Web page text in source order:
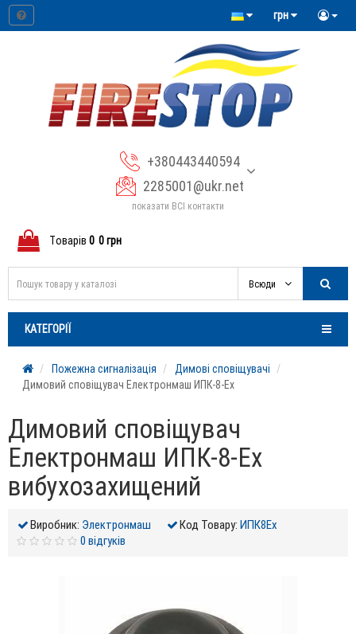
грн
+380443440594
2285001@ukr.net
показати ВСІ контакти
Tоварів 0 0 грн
Всюди
КАТЕГОРІЇ
Пожежна сигналізація
Димові сповіщувачі
Димовий сповіщувач Електронмаш ИПК-8-Ех
Димовий сповіщувач
Електронмаш ИПК-8-Ех
вибухозахищений
Виробник: Электронмаш Код Товару: ИПК8Ех
0 відгуків